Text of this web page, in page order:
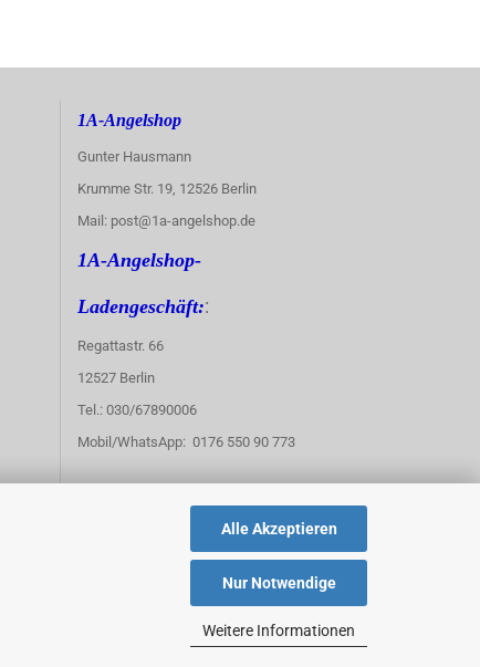
Alle Akzeptieren
Nur Notwendige
Weitere Informationen
1A-Angelshop
Gunter Hausmann
Krumme Str. 19, 12526 Berlin
Mail: post@1a-angelshop.de
1A-Angelshop-
Ladengeschäft::
Regattastr. 66
12527 Berlin
Tel.: 030/67890006
Mobil/WhatsApp: 0176 550 90 773